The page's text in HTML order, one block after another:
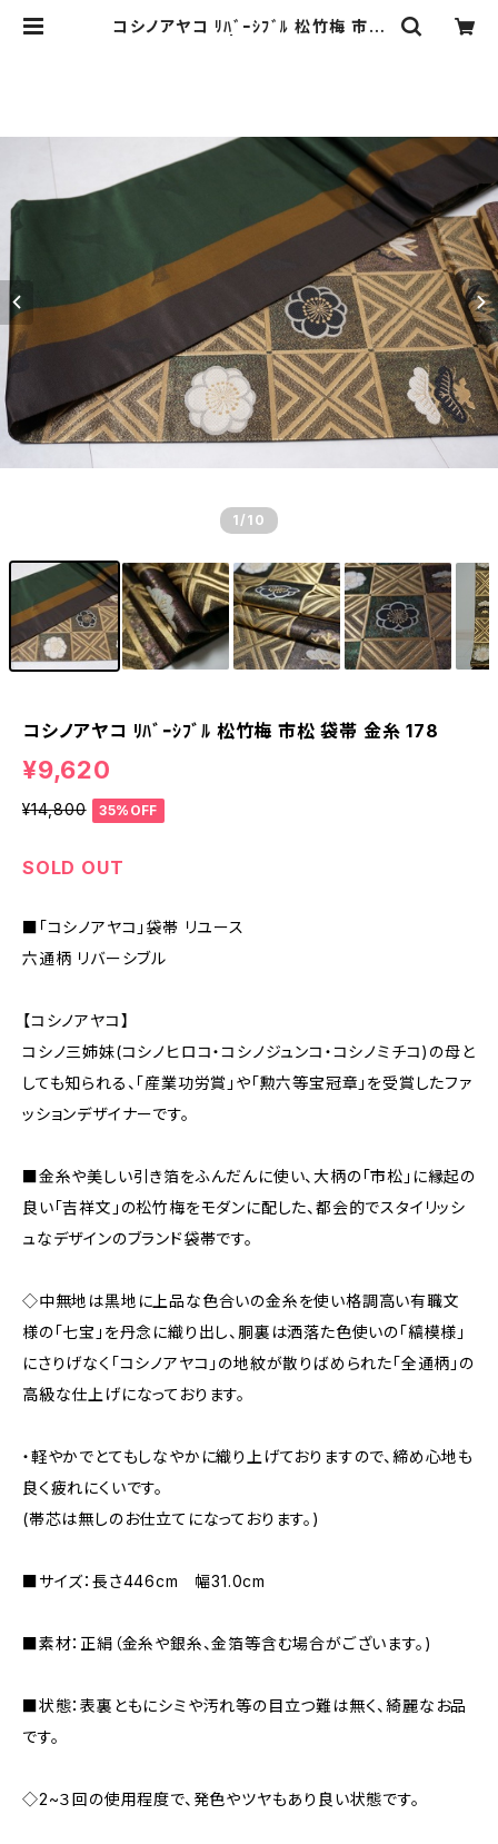
コシノアヤコ ﾘﾊﾞｰｼﾌﾞﾙ 松竹梅 市松
1 /10
コシノアヤコ ﾘﾊﾞｰｼﾌﾞﾙ 松竹梅 市松 袋帯 金糸 178
¥9,620
¥14,800 35%OFF
SOLD OUT
■「コシノアヤコ」袋帯 リユース
六通柄 リバーシブル
【コシノアヤコ】
コシノ三姉妹(コシノヒロコ・コシノジュンコ・コシノミチコ)の母と
しても知られる、「産業功労賞」や「勲六等宝冠章」を受賞したファ
ッションデザイナーです。
■金糸や美しい引き箔をふんだんに使い、大柄の「市松」に縁起の
良い「吉祥文」の松竹梅をモダンに配した、都会的でスタイリッシ
ュなデザインのブランド袋帯です。
◇中無地は黒地に上品な色合いの金糸を使い格調高い有職文
様の「七宝」を丹念に織り出し、胴裏は洒落た色使いの「縞模様」
にさりげなく「コシノアヤコ」の地紋が散りばめられた「全通柄」の
高級な仕上げになっております。
・軽やかでとてもしなやかに織り上げておりますので、締め心地も
良く疲れにくいです。
(帯芯は無しのお仕立てになっております。)
■サイズ：長さ446cm 幅31.0cm
■素材：正絹（金糸や銀糸、金箔等含む場合がございます。)
■状態：表裏ともにシミや汚れ等の目立つ難は無く、綺麗なお品
です。
◇2~３回の使用程度で、発色やツヤもあり良い状態です。